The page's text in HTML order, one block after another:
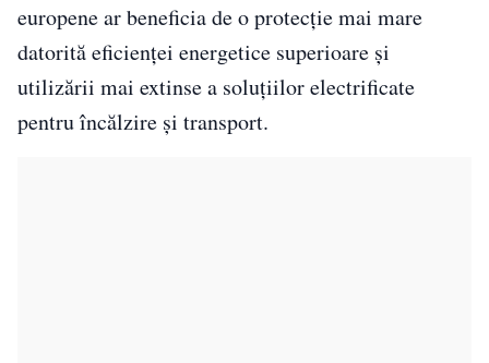
europene ar beneficia de o protecție mai mare
datorită eficienței energetice superioare și
utilizării mai extinse a soluțiilor electrificate
pentru încălzire și transport.